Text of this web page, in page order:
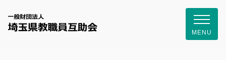
一般財団
MENU